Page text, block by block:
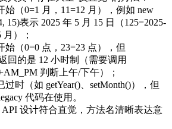
始（0=1 月，11=12 月），例如 new
15)表示 2025 年 5 月 15 日（125=2025-
月）；
始（0=0 点，23=23 点），但
回的是 12 小时制（需要调用
判断上午/下午）；
过时（如 getYear()、setMonth()），但
代码在使用。
API 设计符合直觉，方法名清晰表达意